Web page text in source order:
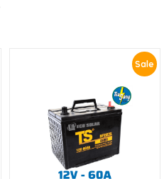
Sale